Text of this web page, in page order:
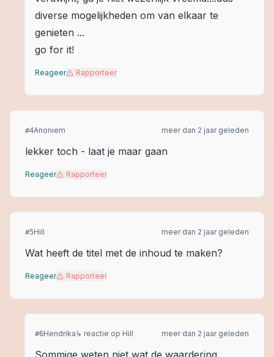
diverse mogelijkheden om van elkaar te
genieten ...
go for it!
Reageer Rapporteer
#4Anoniem meer dan 2 jaar geleden
lekker toch - laat je maar gaan
Reageer Rapporteer
#5Hill meer dan 2 jaar geleden
Wat heeft de titel met de inhoud te maken?
Reageer Rapporteer
#6Hendrika ↳ reactie op Hill meer dan 2 jaar geleden
Sommige weten niet wat de waardering